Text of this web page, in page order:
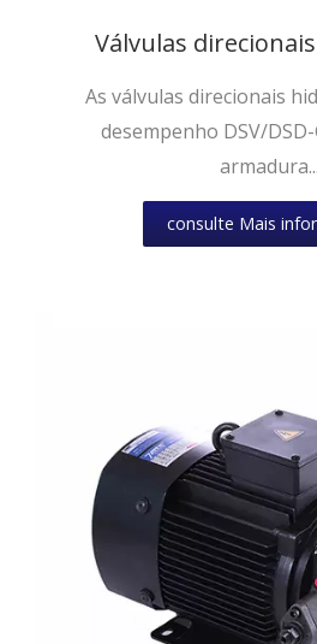
Válvulas
As válvulas direcionais
desempenho DSV/
armadura...
consulte Mais